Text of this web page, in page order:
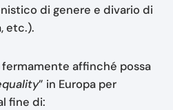
di genere e divario di
etc.).
affinché possa
” in Europa per
fine di: